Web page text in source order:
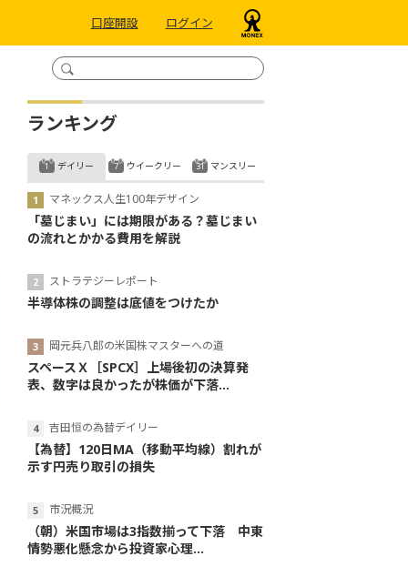
口座開設 ログイン
ランキング
デイリー
マネックス人生100年デザイン
「墓じまい」には期限がある？墓じまい
の流れとかかる費用を解説
ストラテジーレポート
半導体株の調整は底値をつけたか
岡元兵八郎の米国株マスターへの道
スペースＸ［SPCX］上場後初の決算発
表、数字は良かったが株価が下落...
吉田恒の為替デイリー
【為替】120日MA（移動平均線）割れが
示す円売り取引の損失
市況概況
（朝）米国市場は3指数揃って下落 中東
情勢悪化懸念から投資家心理...
ウイークリー マンスリー